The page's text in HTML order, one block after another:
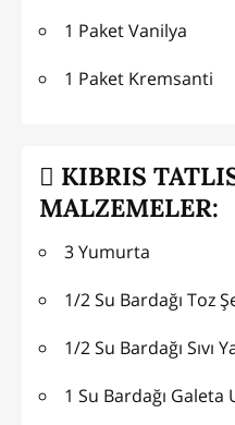
1 Paket Vanilya
1 Paket Kremsanti
KIBRIS
MALZEMELER:
3 Yumurta
1/2 Su Bardağı Toz
1/2 Su Bardağı Sıvı
1 Su Bardağı Galeta